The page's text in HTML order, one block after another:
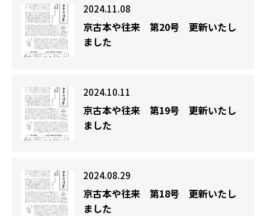
2024.11.08
京古本や往来 第20号 更新いたし
ました
2024.10.11
京古本や往来 第19号 更新いたし
ました
2024.08.29
京古本や往来 第18号 更新いたし
ました